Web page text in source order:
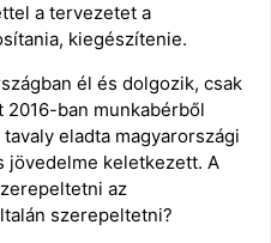
a tervezetet a
kiegészítenie.
él és dolgozik, csak
ban munkabérből
eladta magyarországi
jövedelme keletkezett. A
az
szerepeltetni?